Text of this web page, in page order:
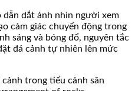
dắt ánh nhìn người xem
cảm giác chuyển động trong
sáng và bóng đổ, nguyên tắc
đá cảnh tự nhiên lên mức